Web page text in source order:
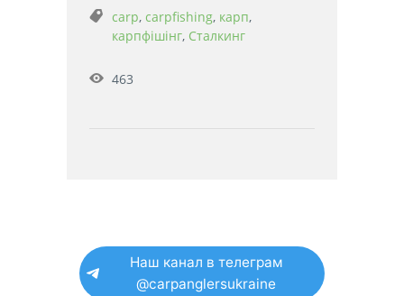
carp, carpfishing, карп,
карпфішінг, Сталкинг
463
Наш канал в телеграм
@carpanglersukraine